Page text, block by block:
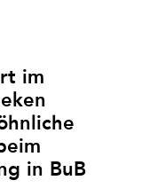
im
in BuB